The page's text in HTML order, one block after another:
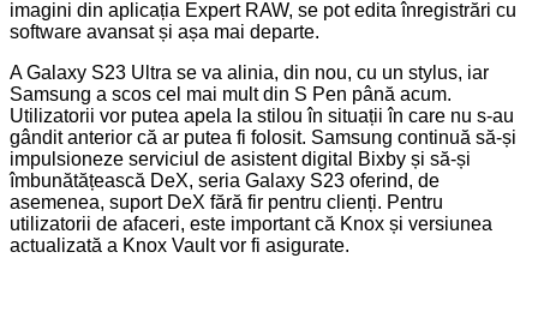
imagini din aplicația Expert RAW, se pot edita înregistrări cu
software avansat și așa mai departe.
A Galaxy S23 Ultra se va alinia, din nou, cu un stylus, iar
Samsung a scos cel mai mult din S Pen până acum.
Utilizatorii vor putea apela la stilou în situații în care nu s-au
gândit anterior că ar putea fi folosit. Samsung continuă să-și
impulsioneze serviciul de asistent digital Bixby și să-și
îmbunătățească DeX, seria Galaxy S23 oferind, de
asemenea, suport DeX fără fir pentru clienți. Pentru
utilizatorii de afaceri, este important că Knox și versiunea
actualizată a Knox Vault vor fi asigurate.